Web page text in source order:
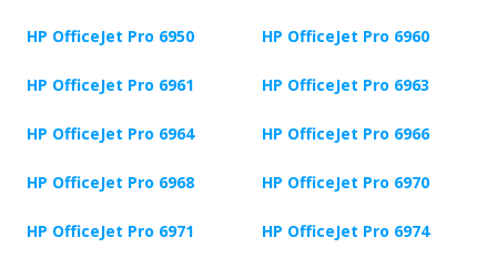
HP OfficeJet Pro 6950 HP OfficeJet Pro 6960
HP OfficeJet Pro 6961 HP OfficeJet Pro 6963
HP OfficeJet Pro 6964 HP OfficeJet Pro 6966
HP OfficeJet Pro 6968 HP OfficeJet Pro 6970
HP OfficeJet Pro 6971 HP OfficeJet Pro 6974